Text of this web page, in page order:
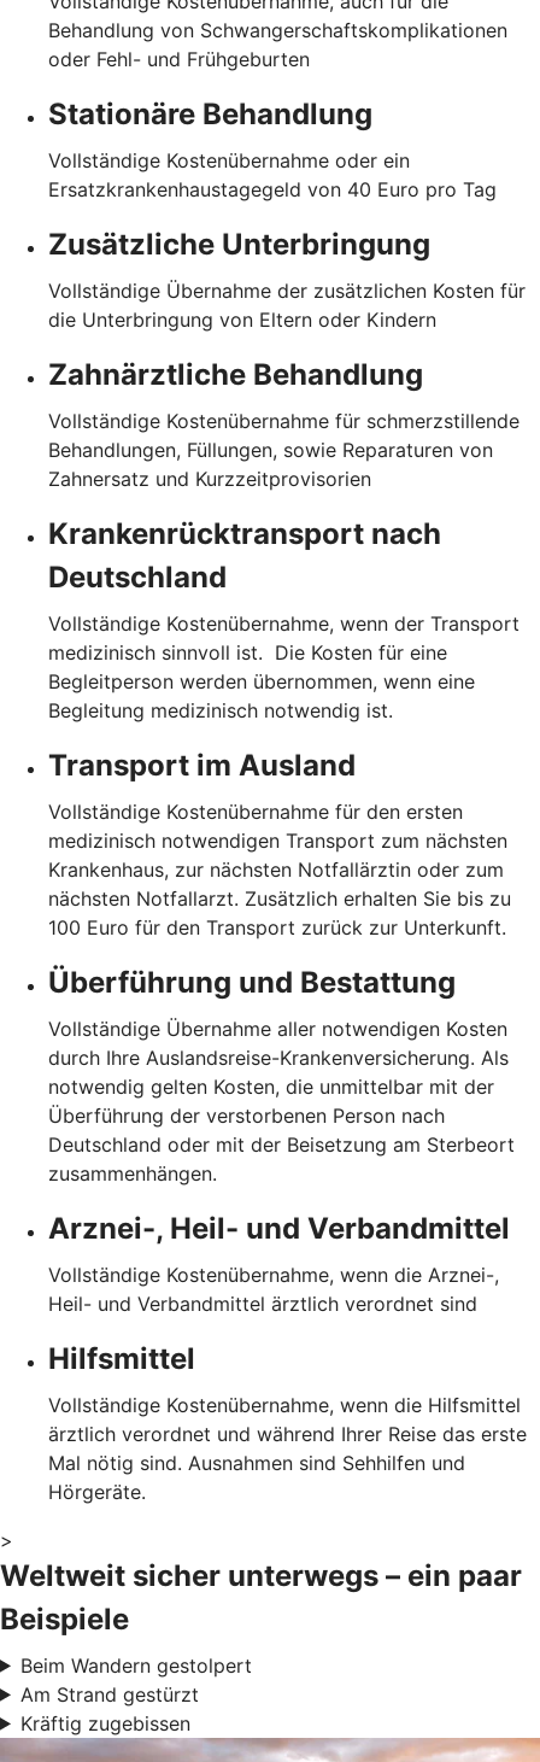
Behandlung von Schwangerschaftskomplikationen
oder Fehl- und Frühgeburten
Stationäre Behandlung
Vollständige Kostenübernahme oder ein
Ersatzkrankenhaustagegeld von 40 Euro pro Tag
Zusätzliche Unterbringung
Vollständige Übernahme der zusätzlichen Kosten für
die Unterbringung von Eltern oder Kindern
Zahnärztliche Behandlung
Vollständige Kostenübernahme für schmerzstillende
Behandlungen, Füllungen, sowie Reparaturen von
Zahnersatz und Kurzzeitprovisorien
Krankenrücktransport nach
Deutschland
Vollständige Kostenübernahme, wenn der Transport
medizinisch sinnvoll ist. Die Kosten für eine
Begleitperson werden übernommen, wenn eine
Begleitung medizinisch notwendig ist.
Transport im Ausland
Vollständige Kostenübernahme für den ersten
medizinisch notwendigen Transport zum nächsten
Krankenhaus, zur nächsten Notfallärztin oder zum
nächsten Notfallarzt. Zusätzlich erhalten Sie bis zu
100 Euro für den Transport zurück zur Unterkunft.
Überführung und Bestattung
Vollständige Übernahme aller notwendigen Kosten
durch Ihre Auslandsreise-Krankenversicherung. Als
notwendig gelten Kosten, die unmittelbar mit der
Überführung der verstorbenen Person nach
Deutschland oder mit der Beisetzung am Sterbeort
zusammenhängen.
Arznei-, Heil- und Verbandmittel
Vollständige Kostenübernahme, wenn die Arznei-,
Heil- und Verbandmittel ärztlich verordnet sind
Hilfsmittel
Vollständige Kostenübernahme, wenn die Hilfsmittel
ärztlich verordnet und während Ihrer Reise das erste
Mal nötig sind. Ausnahmen sind Sehhilfen und
Hörgeräte.
>
Weltweit sicher unterwegs – ein paar
Beispiele
Beim Wandern gestolpert
Am Strand gestürzt
Kräftig zugebissen